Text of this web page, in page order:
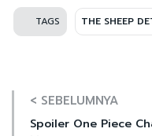
TAGS THE SHEEP
< SEBELUMNYA
Spoiler One Piece